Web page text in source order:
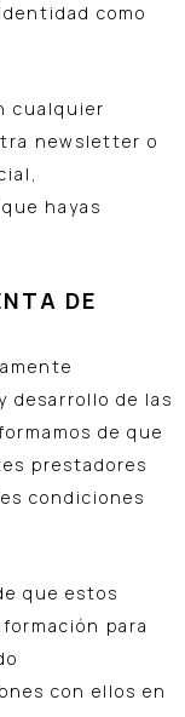
como
cualquier
newsletter o
hayas
DE
desarrollo de las
de que
prestadores
condiciones
que estos
para
con ellos en